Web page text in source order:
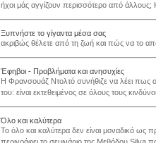
ήχοι μάς αγγίζουν περισσότερο από άλλους;
Ξυπνήστε το γίγαντα μέσα σας
ακριβώς θέλετε από τη ζωή και πώς να το
Έφηβοι - Προβλήματα και ανησυχίες
Η Φρανσουάζ Ντολτό συνήθιζε να λέει πως
του: είναι εκτεθειμένος σε όλους τους
Όλο και καλύτερα
Το όλο και καλύτερα δεν είναι μοναδικό